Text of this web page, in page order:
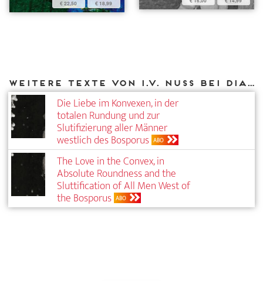
€ 22,50 € 18,99
Weitere Texte von I.V. Nuss bei DIAPHANES
Die Liebe im Konvexen, in der
totalen ­Rundung und zur
Slutifizierung aller Männer
westlich des Bosporus ABO
The Love in the Convex, in
Absolute Roundness and the
Sluttification of All Men West of
the Bosporus ABO